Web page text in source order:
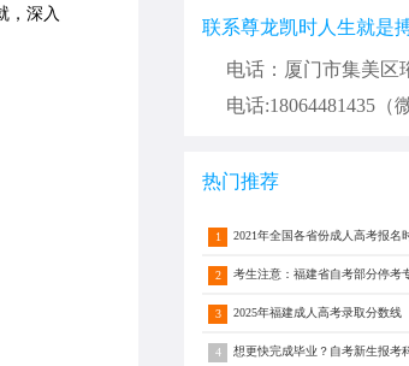
，深入
联系尊龙凯时人生就是
电话：厦门市集美区
电话:18064481435（
热门推荐
1 2021年全国各省份成人高考报名
2
3 2025年福建成人高考录取分数线
4